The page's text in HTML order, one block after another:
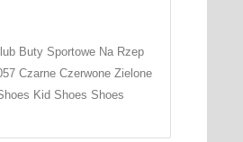
Buty Sportowe Na Rzep
Czarne Czerwone Zielone
Kid Shoes Shoes